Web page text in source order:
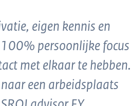
eigen kennis en
persoonlijke focus
met elkaar te hebben.
een arbeidsplaats